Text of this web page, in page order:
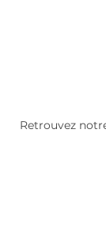
Retrouvez